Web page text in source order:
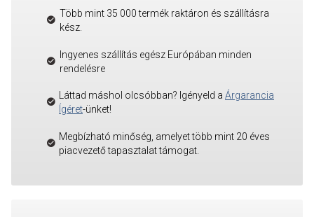
Több mint 35 000 termék raktáron és szállításra
kész.
Ingyenes szállítás egész Európában minden
rendelésre
Láttad máshol olcsóbban? Igényeld a Árgarancia
Ígéret-ünket!
Megbízható minőség, amelyet több mint 20 éves
piacvezető tapasztalat támogat.